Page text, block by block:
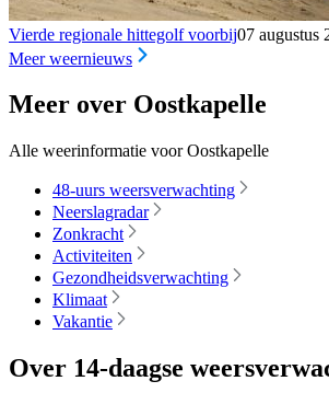
Vierde regionale hittegolf voorbij07 augustus
Meer weernieuws
Meer over Oostkapelle
Alle weerinformatie voor Oostkapelle
48-uurs weersverwachting
Neerslagradar
Zonkracht
Activiteiten
Gezondheidsverwachting
Klimaat
Vakantie
Over 14-daagse